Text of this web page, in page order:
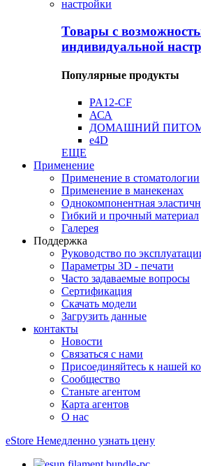
Товары с
индивидуальной
Популярные продукты
PA12-CF
АСА
ДОМАШНИЙ
e4D
ЕЩЕ
Применение
Применение в стоматологии
Применение в манекенах
Однокомпонентная
Гибкий и прочный материал
Галерея
Поддержка
Руководство по
Параметры 3D - печати
Часто задаваемые вопросы
Сертификация
Скачать модели
Загрузить данные
контакты
Новости
Связаться с нами
Присоединяйтесь к нашей
Сообщество
Станьте агентом
Карта агентов
О нас
eStore Немедленно узнать цену